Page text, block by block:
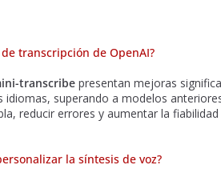
transcripción de OpenAI?
transcribe presentan mejoras
superando a modelos
reducir errores y aumentar la
la síntesis de voz?